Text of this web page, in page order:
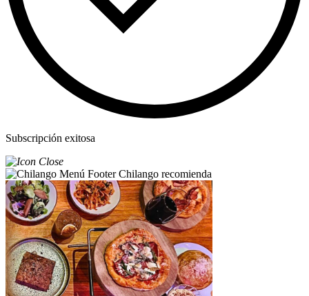
Subscripción exitosa
Chilango recomienda